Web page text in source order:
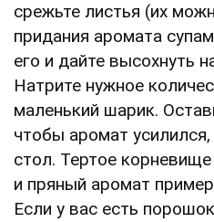
срежьте листья (их
придания аромата
его и дайте высохнуть
Натрите нужное
маленький шарик.
чтобы аромат
стол. Тертое
и пряный аромат
Если у вас есть